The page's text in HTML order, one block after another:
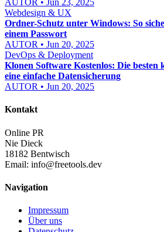
AUTOR • Jun 23, 2025
Webdesign & UX
Ordner-Schutz unter Windows: So
einem Passwort
AUTOR • Jun 20, 2025
DevOps & Deployment
Klonen Software Kostenlos: Die besten
eine einfache Datensicherung
AUTOR • Jun 20, 2025
Kontakt
Online PR
Nie Dieck
18182 Bentwisch
Email: info@freetools.dev
Navigation
Impressum
Über uns